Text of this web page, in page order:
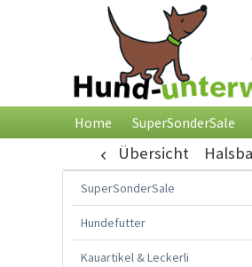
Home SuperSonderSale
Übersicht
SuperSonderSale
Hundefutter
Kauartikel & Leckerli